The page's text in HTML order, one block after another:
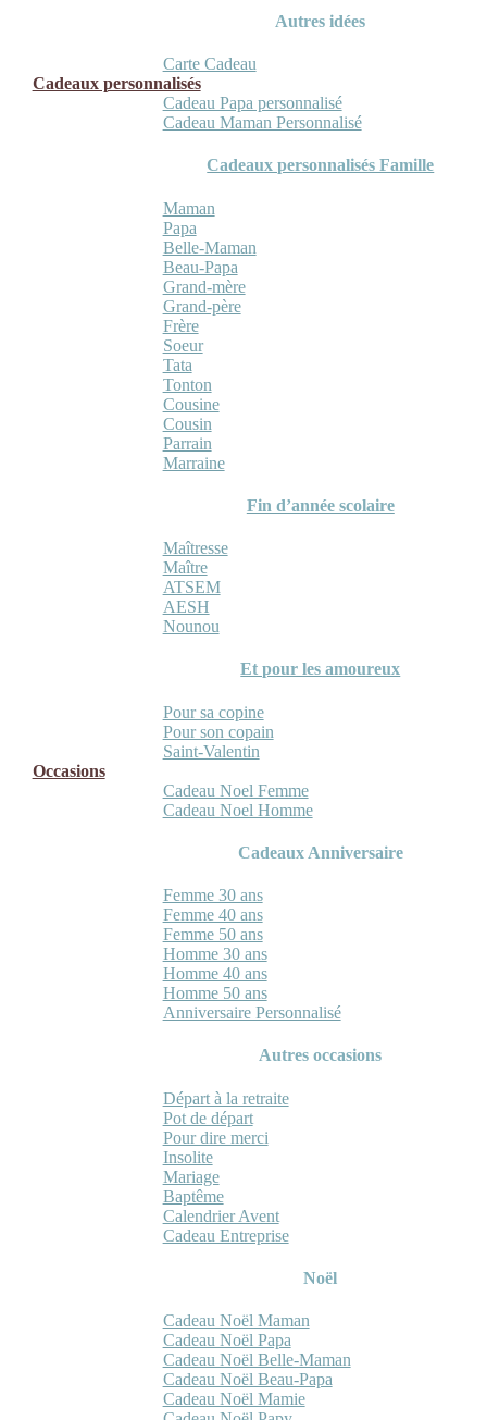
Autres idées
Carte Cadeau
Cadeaux personnalisés
Cadeau Papa personnalisé
Cadeau Maman Personnalisé
Cadeaux personnalisés Famille
Maman
Papa
Belle-Maman
Beau-Papa
Grand-mère
Grand-père
Frère
Soeur
Tata
Tonton
Cousine
Cousin
Parrain
Marraine
Fin d’année scolaire
Maîtresse
Maître
ATSEM
AESH
Nounou
Et pour les amoureux
Pour sa copine
Pour son copain
Saint-Valentin
Occasions
Cadeau Noel Femme
Cadeau Noel Homme
Cadeaux Anniversaire
Femme 30 ans
Femme 40 ans
Femme 50 ans
Homme 30 ans
Homme 40 ans
Homme 50 ans
Anniversaire Personnalisé
Autres occasions
Départ à la retraite
Pot de départ
Pour dire merci
Insolite
Mariage
Baptême
Calendrier Avent
Cadeau Entreprise
Noël
Cadeau Noël Maman
Cadeau Noël Papa
Cadeau Noël Belle-Maman
Cadeau Noël Beau-Papa
Cadeau Noël Mamie